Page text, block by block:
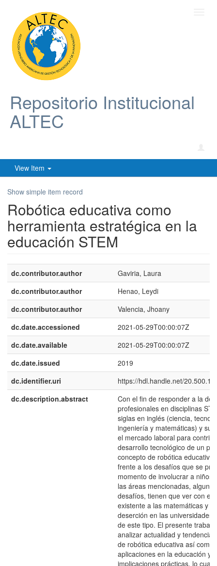
Repositorio Institucional
ALTEC
View Item
Show simple item record
Robótica educativa como
herramienta estratégica en la
educación STEM
dc.contributor.author
Gaviria, Laura
dc.contributor.author
Henao, Leydi
dc.contributor.author
Valencia, Jhoany
dc.date.accessioned
2021-05-29T00:00:07Z
dc.date.available
2021-05-29T00:00:07Z
dc.date.issued
2019
dc.identifier.uri
https://hdl.handle.net/
dc.description.abstract
Con el fin de responder a la
profesionales en disciplinas
siglas en inglés (ciencia,
ingeniería y matemáticas) y su
el mercado laboral para
desarrollo tecnológico de un
concepto de robótica educativa
frente a los desafíos que se
momento de involucrar a niños
las áreas mencionadas,
desafíos, tienen que ver con el
existente a las matemáticas y
deserción en las universidades
de este tipo. El presente
analizar actualidad y
de robótica educativa así como
aplicaciones en la educación y
implicaciones prácticas, lo cual